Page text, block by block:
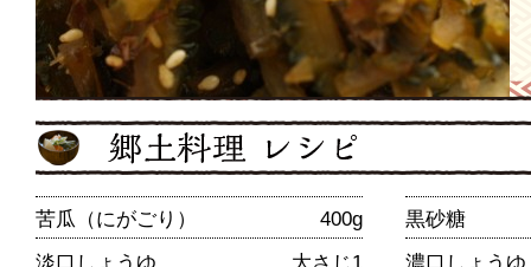
苦瓜（にがごり） 400g
黒砂糖